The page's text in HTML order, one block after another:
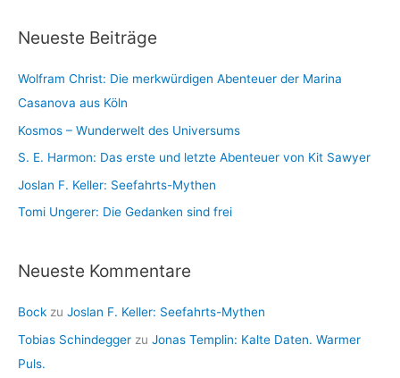
e
h
v
Neueste Beiträge
Wolfram Christ: Die merkwürdigen Abenteuer der Marina
Casanova aus Köln
Kosmos – Wunderwelt des Universums
S. E. Harmon: Das erste und letzte Abenteuer von Kit Sawyer
Joslan F. Keller: Seefahrts-Mythen
Tomi Ungerer: Die Gedanken sind frei
Neueste Kommentare
Bock zu Joslan F. Keller: Seefahrts-Mythen
Tobias Schindegger zu Jonas Templin: Kalte Daten. Warmer
Puls.